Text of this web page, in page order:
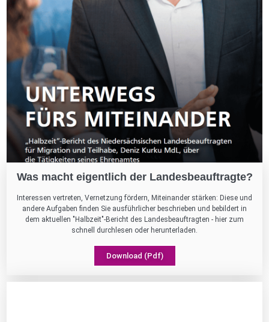
Was macht eigentlich der Landesbeauftragte?
Interessen vertreten, Vernetzung fördern, Miteinander stärken: Diese und
andere Aufgaben finden Sie ausführlicher beschrieben und bebildert in
dem aktuellen "Halbzeit"-Bericht des Landesbeauftragten - hier zum
schnell durchlesen oder herunterladen.
Download (Pdf)